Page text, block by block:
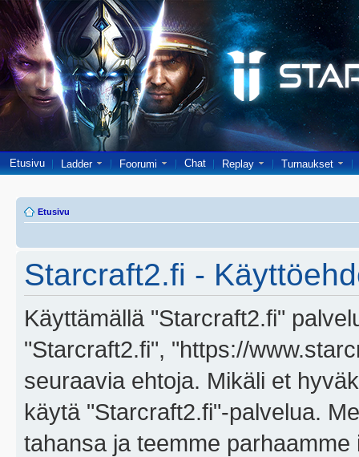
Etusivu Ladder Foorumi Chat Replay Turnaukset
Etusivu
Starcraft2.fi -
Käyttämällä "Starcraft2.fi"
"Starcraft2.fi", "https://
seuraavia ehtoja. Mikäli et
käytä "Starcraft2.fi"-palvelua.
tahansa ja teemme